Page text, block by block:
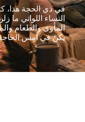
في ذي الحجة هذا،
النساء اللواتي ما
المأوى والطعام
يكنّ في أمس الحاجة